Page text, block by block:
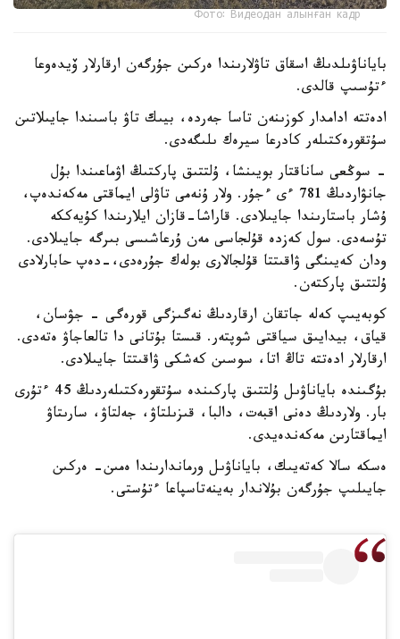
Фото: Видеодан алынған кадр
باياناۋىلدىڭ اسقاق تاۋلارىندا ەركىن جۇرگەن ارقارلار ۆيدەوعا
ءتۇسىپ قالدى.
ادەتتە ادامدار كوزىنەن تاسا جەردە، بيىك تاۋ باسىندا جايىلاتىن
سۇتقورەكتىلەر كادرعا سيرەك ىلىگەدى.
- سوڭعى ساناقتار بويىنشا، ۇلتتىق پاركتىڭ اۋماعىندا بۇل
جانۋاردىڭ 781 ءى ءجۇر. ولار ۇنەمى تاۋلى ايماقتى مەكەندەپ،
ۇشار باستارىندا جايىلادى. قاراشا-قازان ايلارىندا كۇيەككە
تۇسەدى. سول كەزدە قۇلجاسى مەن ۇرعاشىسى بىرگە جايىلادى.
ودان كەيىنگى ۋاقىتتا قۇلجالارى بولەك جۇرەدى،-دەپ حابارلادى
ۇلتتىق پاركتەن.
كوبەيىپ كەلە جاتقان ارقاردىڭ نەگىزگى قورەگى - جۋسان،
قياق، بيدايىق سياقتى شوپتەر. قىستا بۇتانى دا تالعاجاۋ ەتەدى.
ارقارلار ادەتتە تاڭ اتا، سوسىن كەشكى ۋاقىتتا جايىلادى.
بۇگىندە باياناۋىل ۇلتتىق پاركىندە سۇتقورەكتىلەردىڭ 45 ءتۇرى
بار. ولاردىڭ دەنى اقبەت، دالبا، قىزىلتاۋ، جەلتاۋ، سارىتاۋ
ايماقتارىن مەكەندەيدى.
ەسكە سالا كەتەيىك، باياناۋىل ورماندارىندا ەمىن- ەركىن
جايىلىپ جۇرگەن بۇلاندار بەينەتاسپاعا ءتۇستى.